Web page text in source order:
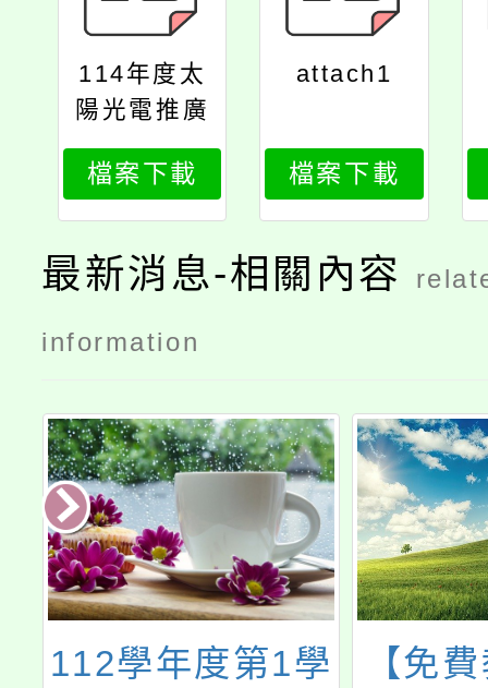
114年度太
陽光電推廣
種子教師培
訓課程
檔案下載
attach1
檔案下載
最新消息-相關內容
information
112學年度第1學
【免